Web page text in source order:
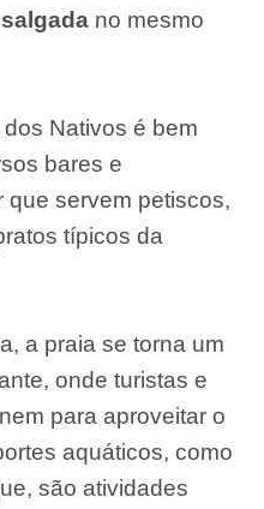
no mesmo
Nativos é bem
bares e
que servem petiscos,
típicos da
a praia se torna um
onde turistas e
para aproveitar o
aquáticos, como
são atividades